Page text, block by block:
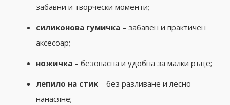
забавни и творчески моменти;
силиконова гумичка – забавен и практичен
аксесоар;
ножичка – безопасна и удобна за малки ръце;
лепило на стик – без разливане и лесно
нанасяне;